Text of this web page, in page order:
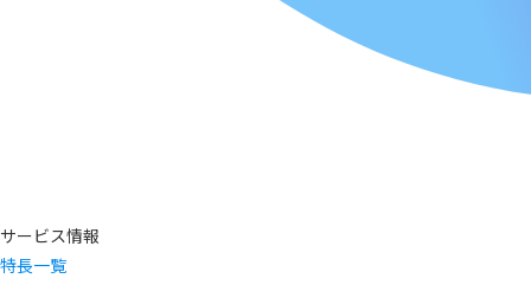
サービス情報
特長一覧